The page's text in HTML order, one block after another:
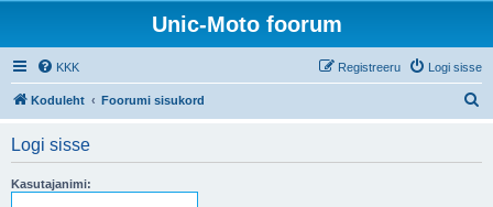
Unic-Moto foorum
KKK Logi sisse
Registreeru
Koduleht Foorumi sisukord
Logi sisse
Kasutajanimi: